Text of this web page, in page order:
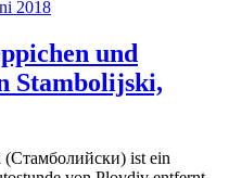
2018
und
Stambolijski,
(Стамболийски) ist ein